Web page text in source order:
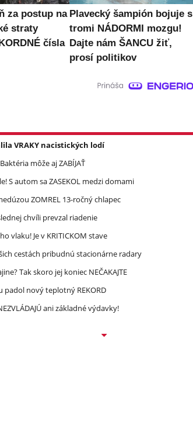
za postup na
straty
čísla
Plavecký šampión bojuje s
tromi NÁDORMI mozgu!
Dajte nám ŠANCU žiť,
prosí politikov
VRAKY nacistických lodí
môže aj ZABÍJAŤ
S autom sa ZASEKOL medzi domami
ZOMREL 13-ročný chlapec
chvíli prevzal riadenie
vlaku! Je v KRITICKOM stave
cestách pribudnú stacionárne radary
Tak skoro jej koniec NEČAKAJTE
padol nový teplotný REKORD
ani základné výdavky!